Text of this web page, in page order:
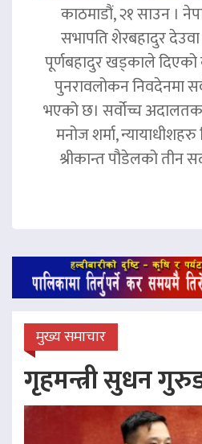
काठमाडौं, २१ साउन ।
सभापति शेरबहादुर
पूर्णबहादुर खड्काले दिएको
पुनरावलोकन निवदेनमा
भएको छ। सर्वोच्च अदालतका
मनोज शर्मा, न्यायाधीशहरु
श्रीकान्त पौडेलको तीन
मुख्य समाचार
गृहमन्त्री सुधन